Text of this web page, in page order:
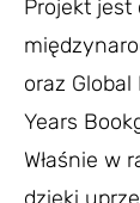
Projekt jest
oraz
Years
Właśnie w